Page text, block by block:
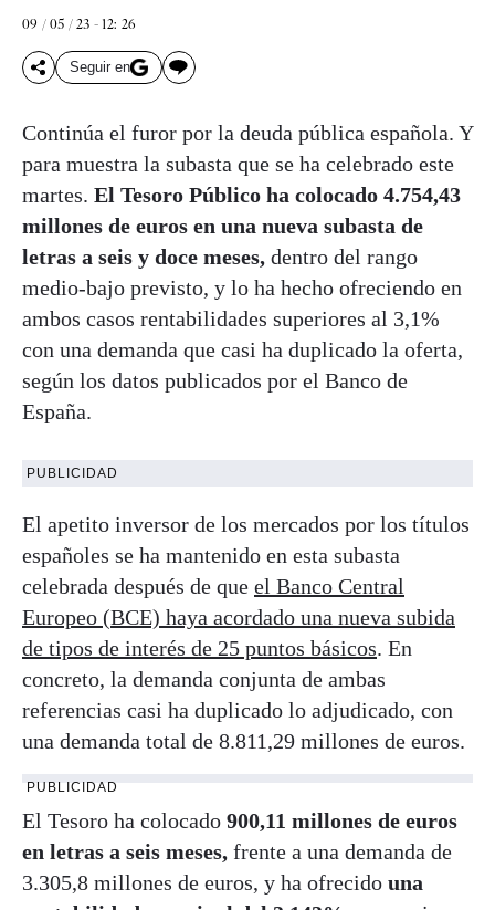
09 / 05 / 23 - 12: 26
Seguir en
Continúa el furor por la deuda pública española. Y
para muestra la subasta que se ha celebrado este
martes. El Tesoro Público ha colocado 4.754,43
millones de euros en una nueva subasta de
letras a seis y doce meses, dentro del rango
medio-bajo previsto, y lo ha hecho ofreciendo en
ambos casos rentabilidades superiores al 3,1%
con una demanda que casi ha duplicado la oferta,
según los datos publicados por el Banco de
España.
PUBLICIDAD
El apetito inversor de los mercados por los títulos
españoles se ha mantenido en esta subasta
celebrada después de que el Banco Central
Europeo (BCE) haya acordado una nueva subida
de tipos de interés de 25 puntos básicos. En
concreto, la demanda conjunta de ambas
referencias casi ha duplicado lo adjudicado, con
una demanda total de 8.811,29 millones de euros.
PUBLICIDAD
El Tesoro ha colocado 900,11 millones de euros
en letras a seis meses, frente a una demanda de
3.305,8 millones de euros, y ha ofrecido una